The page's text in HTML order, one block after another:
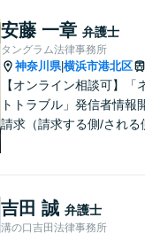
トができるよう全力を尽
ます。事務所一丸となっ
律トラブルの解決を目指
す。
安藤 一章 弁護士
タングラム法律事務所
神奈川県|横浜市港北区
【オンライン相談可】「
トトラブル」発信者情報
請求（請求する側/される
より最善の解決へ導きま
遠方で来所困難な方もお
吉田 誠 弁護士
溝の口吉田法律事務所